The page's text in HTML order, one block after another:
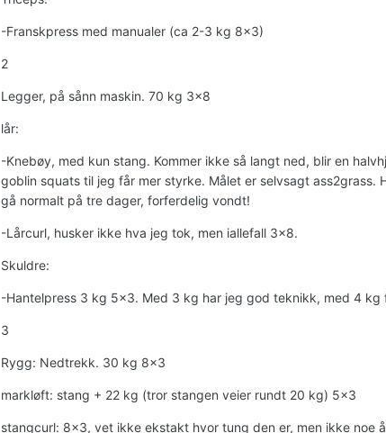
-Franskpress med manualer (ca 2-3 kg 8x3)
2
Legger, på sånn maskin. 70 kg 3x8
lår:
-Knebøy, med kun stang. Kommer ikke så langt ned, blir en
goblin squats til jeg får mer styrke. Målet er selvsagt ass2grass.
gå normalt på tre dager, forferdelig vondt!
-Lårcurl, husker ikke hva jeg tok, men iallefall 3x8.
Skuldre:
-Hantelpress 3 kg 5x3. Med 3 kg har jeg god teknikk, med 4 kg
3
Rygg: Nedtrekk. 30 kg 8x3
markløft: stang + 22 kg (tror stangen veier rundt 20 kg) 5x3
stangcurl: 8x3, vet ikke ekstakt hvor tung den er, men ikke noe